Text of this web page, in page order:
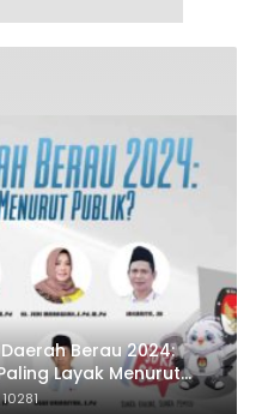
Berau 2024:
Layak Menurut
10281